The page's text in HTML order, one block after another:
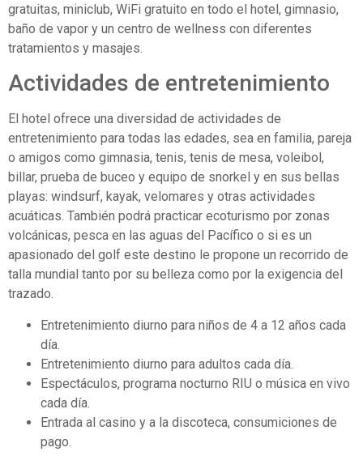
gratuitas, miniclub, WiFi gratuito en todo el hotel, gimnasio,
baño de vapor y un centro de wellness con diferentes
tratamientos y masajes.
Actividades de entretenimiento
El hotel ofrece una diversidad de actividades de
entretenimiento para todas las edades, sea en familia, pareja
o amigos como gimnasia, tenis, tenis de mesa, voleibol,
billar, prueba de buceo y equipo de snorkel y en sus bellas
playas: windsurf, kayak, velomares y otras actividades
acuáticas. También podrá practicar ecoturismo por zonas
volcánicas, pesca en las aguas del Pacífico o si es un
apasionado del golf este destino le propone un recorrido de
talla mundial tanto por su belleza como por la exigencia del
trazado.
Entretenimiento diurno para niños de 4 a 12 años cada
día.
Entretenimiento diurno para adultos cada día.
Espectáculos, programa nocturno RIU o música en vivo
cada día.
Entrada al casino y a la discoteca, consumiciones de
pago.